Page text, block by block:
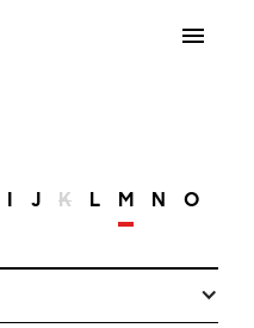
I J K L M N O